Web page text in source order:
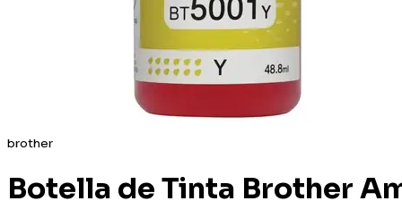
brother
Botella de Tinta Brother